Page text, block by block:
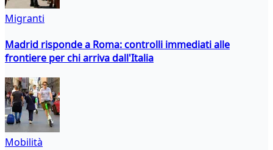
Migranti
Madrid risponde a Roma: controlli immediati alle
frontiere per chi arriva dall'Italia
Mobilità